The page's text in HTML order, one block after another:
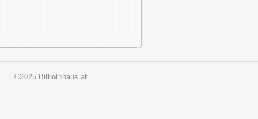
©2025 Billrothhaus.at